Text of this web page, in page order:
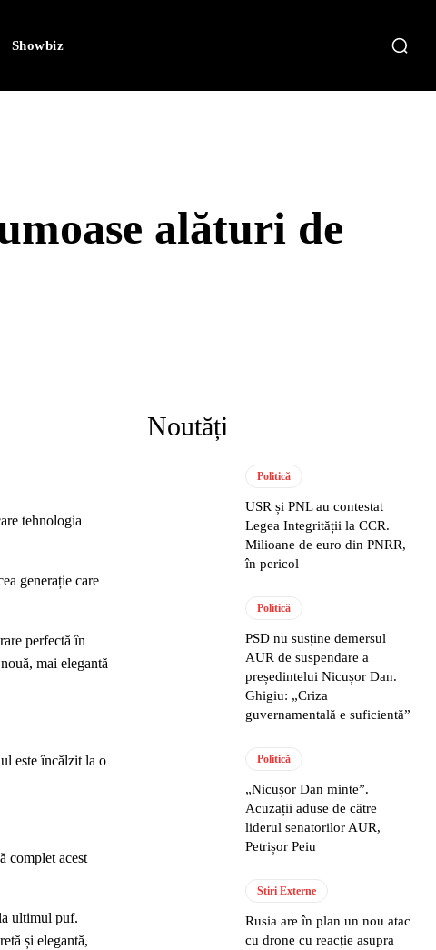
Showbiz
alături de
tehnologia
generație care
perfectă în
mai elegantă
este încălzit la o
complet acest
ultimul puf.
și elegantă,
Noutăți
Politică
USR și PNL au contestat
Legea Integrității la CCR.
Milioane de euro din PNRR,
în pericol
Politică
PSD nu susține demersul
AUR de suspendare a
președintelui Nicușor Dan.
Ghigiu: „Criza
guvernamentală e suficientă”
Politică
„Nicușor Dan minte”.
Acuzații aduse de către
liderul senatorilor AUR,
Petrișor Peiu
Stiri Externe
Rusia are în plan un nou atac
cu drone cu reacție asupra